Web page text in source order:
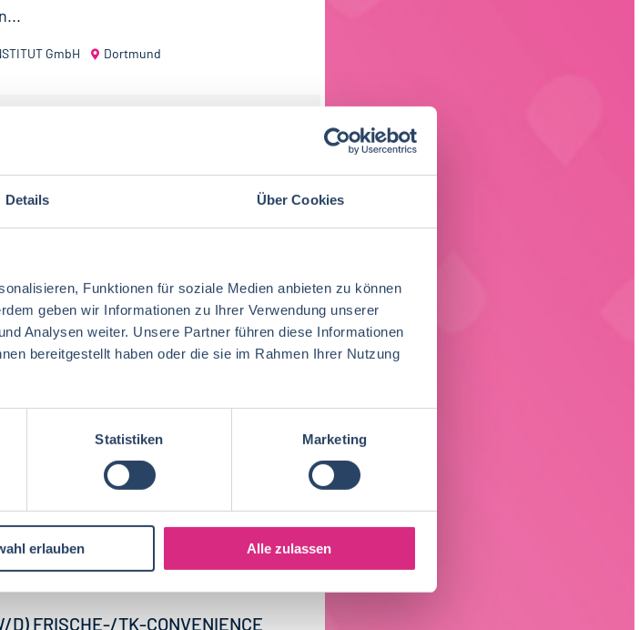
Details Über Cookies
Funktionen für soziale Medien anbieten zu können
geben wir Informationen zu Ihrer Verwendung unserer
Analysen weiter. Unsere Partner führen diese Informationen
bereitgestellt haben oder die sie im Rahmen Ihrer Nutzung
Statistiken Marketing
erlauben Alle zulassen
GmbH Dortmund
Der Standort in England soll
MitarbeiterInnen sind die
unseren Erfolg mit Frucht- und
Lebensmittelhandel und...
- 90 T€ pro Jahr
D) FRISCHE-/TK-CONVENIENCE